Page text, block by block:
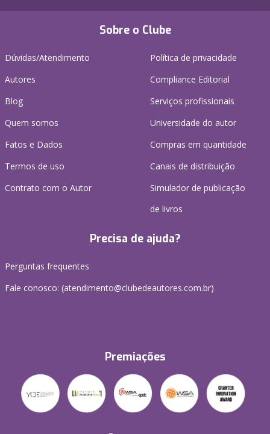
Sobre o Clube
Dúvidas/Atendimento
Autores
Blog
Quem somos
Fatos e Dados
Termos de uso
Contrato com o Autor
Política de privacidade
Compliance Editorial
Serviços profissionais
Universidade do autor
Compras em quantidade
Canais de distribuição
Simulador de publicação
de livros
Precisa de ajuda?
Perguntas frequentes
Fale conosco: (atendimento@clubedeautores.com.br)
Premiações